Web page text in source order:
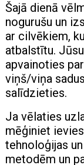
Šajā dienā
nogurušu un
ar cilvēkiem,
atbalstītu.
apvainoties
viņš/viņa
salīdzieties.
Ja vēlaties
mēģiniet
tehnoloģijas
metodēm un